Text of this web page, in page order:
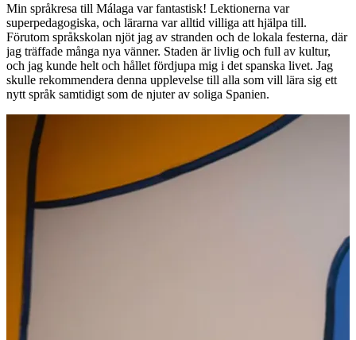
Min språkresa till Málaga var fantastisk! Lektionerna var
superpedagogiska, och lärarna var alltid villiga att hjälpa till.
Förutom språkskolan njöt jag av stranden och de lokala festerna, där
jag träffade många nya vänner. Staden är livlig och full av kultur,
och jag kunde helt och hållet fördjupa mig i det spanska livet. Jag
skulle rekommendera denna upplevelse till alla som vill lära sig ett
nytt språk samtidigt som de njuter av soliga Spanien.